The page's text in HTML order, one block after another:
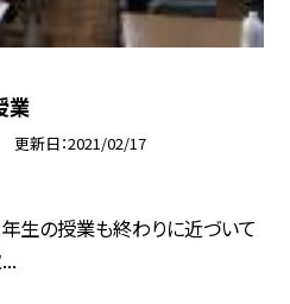
業
更新日 2021/02/17
生の授業も終わりに近づいて